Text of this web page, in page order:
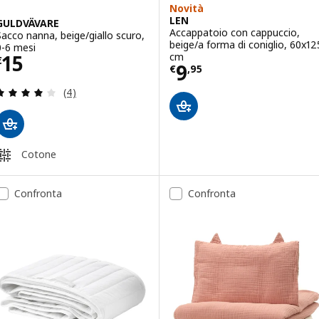
nanna, beige/giallo scuro,
6 mesi
15 € 15
Recensione: 4 fuori da 5 stelle. Totale recensioni:
(4)
Cotone
Novità
LEN
Accappatoio con cappuccio,
beige/a forma di coniglio,
cm
€9,95
Prezzo € 9,95
Confronta Confronta